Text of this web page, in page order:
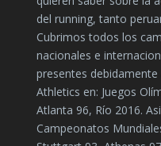
del running, tanto
Cubrimos todos los
nacionales e
presentes
Athletics en: Juegos
Atlanta 96, Río 2016.
Campeonatos